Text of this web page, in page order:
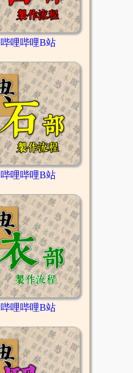
哔哩哔哩B站
哔哩哔哩B站
哔哩哔哩B站